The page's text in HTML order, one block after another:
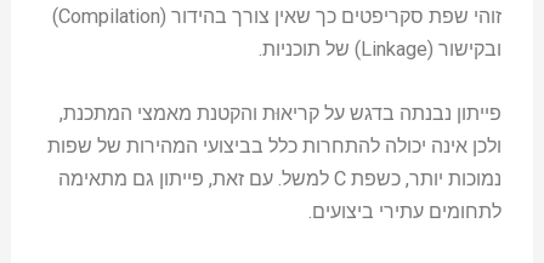
זוהי שפת סקריפטים כך שאין צורך בהידור (Compilation)
ובקישור (Linkage) של תוכניות.
פייתון נבנתה בדגש על קריאוּת והקטנת מאמצי המתכנת,
ולכן אינה יכולה להתחרות כלל בביצועי המהירות של שפות
נמוכות יותר, כשפת C למשל. עם זאת, פייתון גם מתאימה
לתחומים עתירי ביצועים.